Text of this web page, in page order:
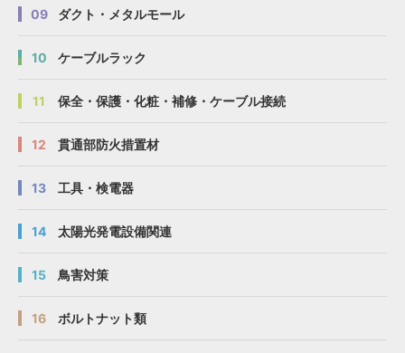
09 ダクト・メタルモール
10 ケーブルラック
11 保全・保護・化粧・補修・ケーブル接続
12 貫通部防火措置材
13 工具・検電器
14 太陽光発電設備関連
15 鳥害対策
16 ボルトナット類